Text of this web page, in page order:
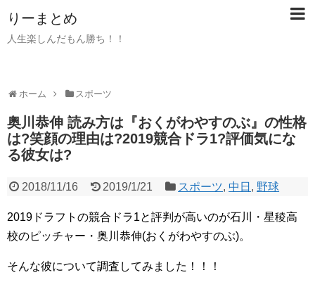
りーまとめ
人生楽しんだもん勝ち！！
ホーム スポーツ
奥川恭伸 読み方は『おくがわやすのぶ』の性格
は?笑顔の理由は?2019競合ドラ1?評価気にな
る彼女は?
2018/11/16 2019/1/21 スポーツ,中日 , 野球
2019ドラフトの競合ドラ1と評判が高いのが石川・星稜高
校のピッチャー・奥川恭伸(おくがわやすのぶ)。
そんな彼について調査してみました！！！